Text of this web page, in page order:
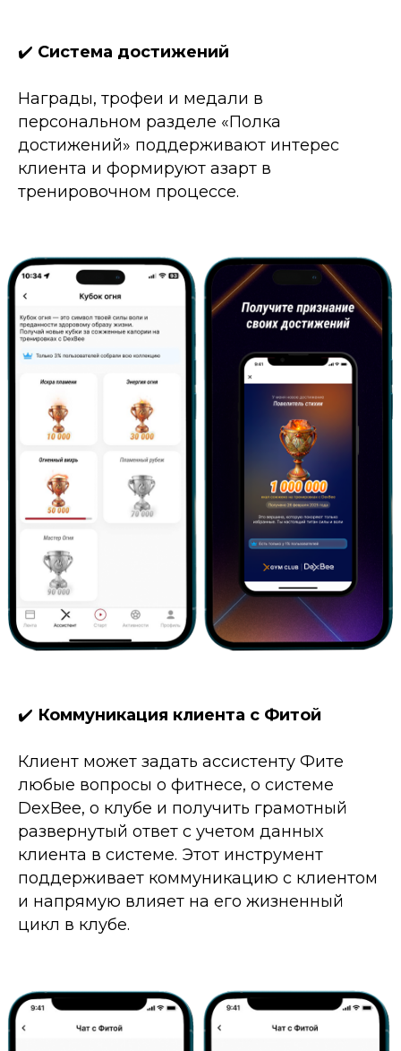
✔️ Система достижений
Награды, трофеи и медали в
персональном разделе «Полка
достижений» поддерживают интерес
клиента и формируют азарт в
тренировочном процессе.
✔️ Коммуникация клиента с Фитой
Клиент может задать ассистенту Фите
любые вопросы о фитнесе, о системе
DexBee, о клубе и получить грамотный
развернутый ответ с учетом данных
клиента в системе. Этот инструмент
поддерживает коммуникацию с клиентом
и напрямую влияет на его жизненный
цикл в клубе.